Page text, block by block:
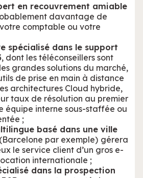
en recouvrement amiable
davantage de
comptable ou votre
spécialisé dans le support
, dont les téléconseillers sont
grandes solutions du marché,
de prise en main à distance
architectures Cloud hybride,
taux de résolution au premier
équipe interne sous-staffée ou
;
basé dans une ville
(Barcelone par exemple) gérera
le service client d’un gros e-
internationale ;
dans la prospection